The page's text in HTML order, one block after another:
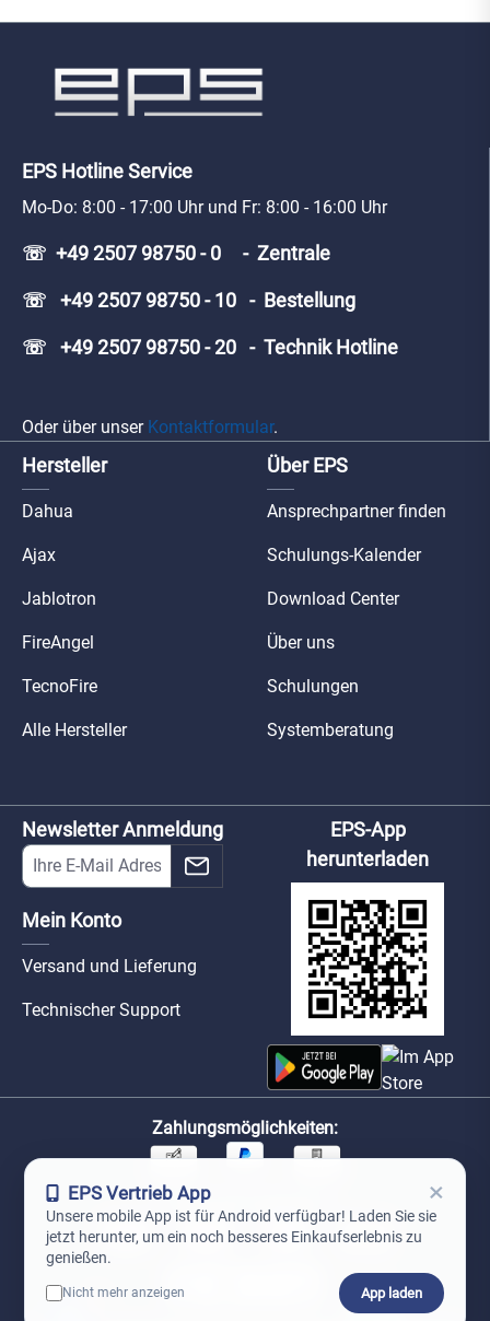
EPS Hotline Service
Mo-Do: 8:00 - 17:00 Uhr und Fr: 8:00 - 16:00 Uhr
☏ +49 2507 98750 - 0 - Zentrale
☏ +49 2507 98750 - 10 - Bestellung
☏ +49 2507 98750 - 20 - Technik Hotline
Oder über unser Kontaktformular.
Hersteller
Dahua
Ajax
Jablotron
FireAngel
TecnoFire
Alle Hersteller
Über EPS
Ansprechpartner finden
Schulungs-Kalender
Download Center
Über uns
Schulungen
Systemberatung
Newsletter Anmeldung
Mein Konto
Versand und Lieferung
Technischer Support
EPS-App
herunterladen
Zahlungsmöglichkeiten:
Unsere Versandpartner:
EPS Vertrieb App ×
Unsere mobile App ist für Android verfügbar! Laden Sie sie
jetzt herunter, um ein noch besseres Einkaufserlebnis zu
genießen.
Nicht mehr anzeigen App laden